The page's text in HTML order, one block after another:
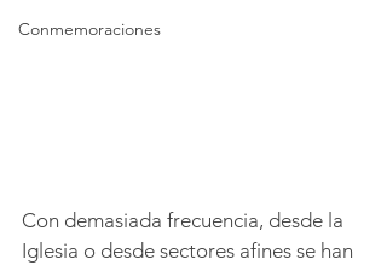
Conmemoraciones
Con demasiada frecuencia, desde la
Iglesia o desde sectores afines se han